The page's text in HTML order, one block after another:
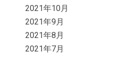
2021年10月
2021年9月
2021年8月
2021年7月